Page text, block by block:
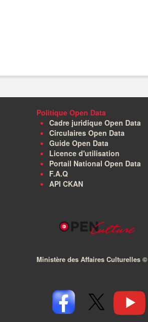
Politique Open Data
Cadre juridique Open Data
Circulaires Open Data
Guide Open Data
Licence d'utilisation
Portail National Open Data
F.A.Q
API CKAN
Ministère des Affaires Culturelles ©